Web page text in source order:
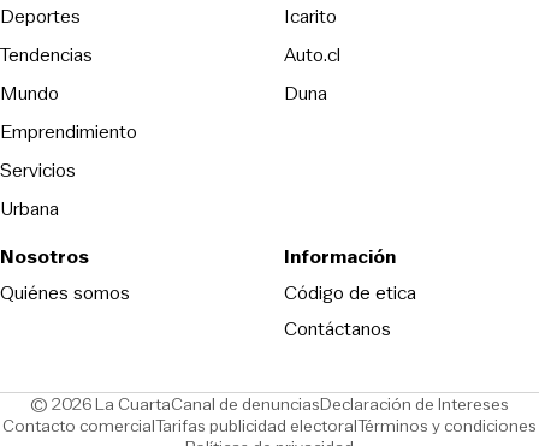
Deportes
Tendencias
Mundo
Emprendimiento
Servicios
Urbana
Icarito
Auto.cl
DunaOpens in new window
Nosotros
Quiénes somos
Información
Código de eticaOpens in new
Contáctanos
© 2026 La CuartaCanal de denunciasOpens in new window
Declaración de Intereses
Contacto comercialOpens in new window
Tarifas publicidad electoralOpens in new window
Términos y condiciones